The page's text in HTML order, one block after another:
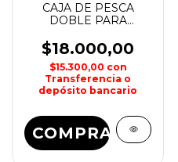
CAJA DE PESCA
DOBLE PARA
KUNNAN
$18.000,00
$15.300,00 con
Transferencia o
depósito bancario
COMPRAR